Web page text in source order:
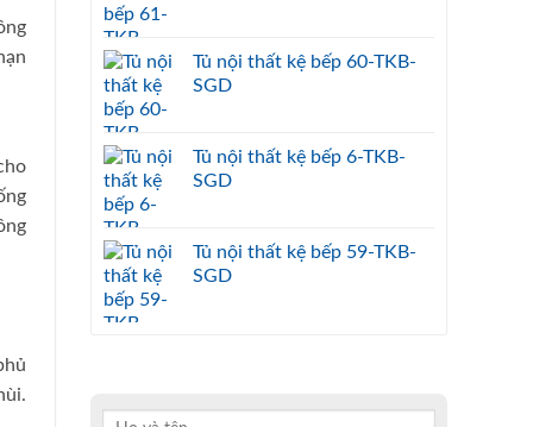
Tủ nội thất kệ bếp 60-TKB-
SGD
Tủ nội thất kệ bếp 6-TKB-
SGD
Tủ nội thất kệ bếp 59-TKB-
SGD